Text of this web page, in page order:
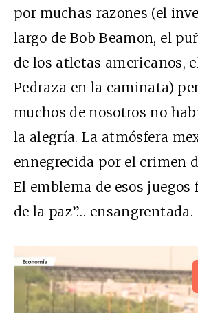
por muchas razones (el
largo de Bob Beamon, el
de los atletas americanos,
Pedraza en la caminata)
muchos de nosotros no
la alegría. La atmósfera
ennegrecida por el crimen
El emblema de esos juegos
de la paz”… ensangrentada.